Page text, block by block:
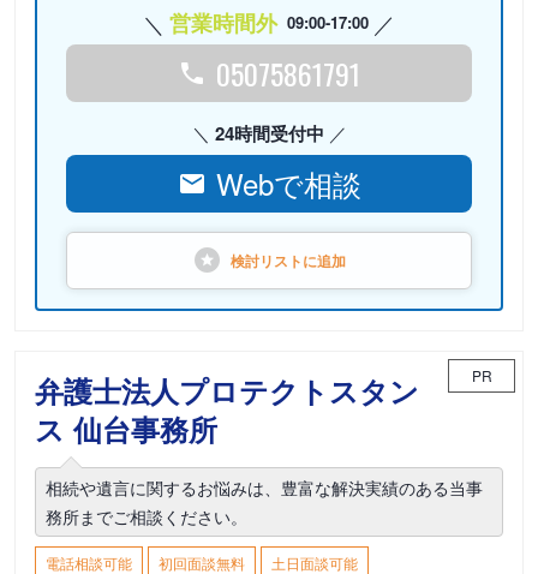
営業時間外 09:00-17:00
05075861791
24時間受付中
Webで相談
検討リストに追加
弁護士法人プロテクトスタン
ス 仙台事務所
PR
相続や遺言に関するお悩みは、豊富な解決実績のある当事
務所までご相談ください。
電話相談可能 初回面談無料
土日面談可能